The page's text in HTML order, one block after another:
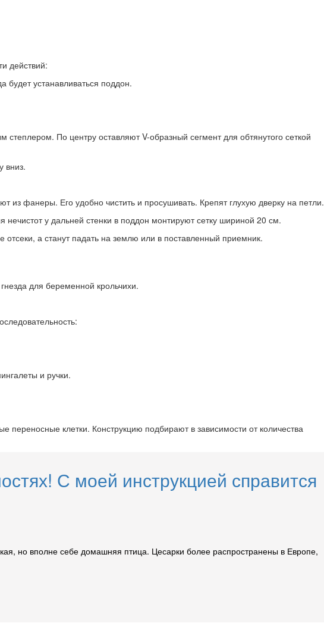
действий:
будет устанавливаться поддон.
По центру оставляют V-образный сегмент для обтянутого сеткой
вниз.
фанеры. Его удобно чистить и просушивать. Крепят глухую дверку на петли.
у дальней стенки в поддон монтируют сетку шириной 20 см.
а станут падать на землю или в поставленный приемник.
для беременной крольчихи.
и ручки.
клетки. Конструкцию подбирают в зависимости от количества
С моей инструкцией справится
но вполне себе домашняя птица. Цесарки более распространены в Европе,